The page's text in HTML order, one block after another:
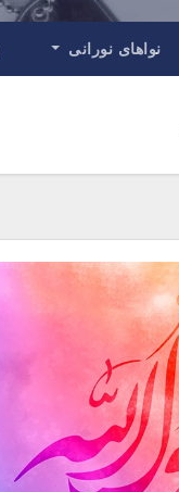
نواهای نورانی